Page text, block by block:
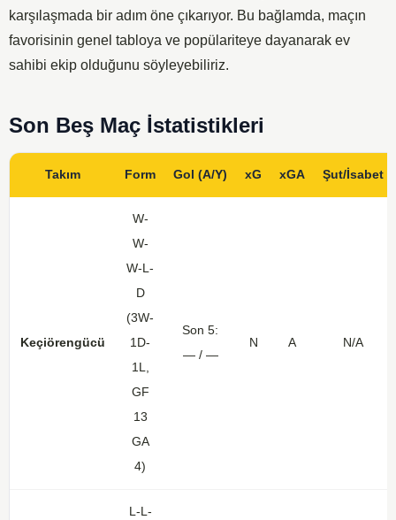
karşılaşmada bir adım öne çıkarıyor. Bu bağlamda, maçın
favorisinin genel tabloya ve popülariteye dayanarak ev
sahibi ekip olduğunu söyleyebiliriz.
Son Beş Maç İstatistikleri
Takım Form Gol (A/Y) xG xGA Şut/İsabet
Keçiörengücü
W-
W-
W-L-
D
(3W-
1D-
1L,
GF
13
GA
4)
Son 5:
— / —
N A N/A
L-L-